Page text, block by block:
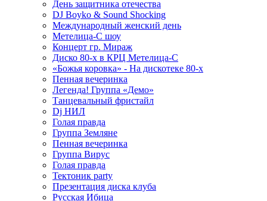
День защитника отечества
DJ Boyko & Sound Shocking
Международный женский день
Метелица-С шоу
Концерт гр. Мираж
Диско 80-х в КРЦ Метелица-С
«Божья коровка» - На дискотеке 80-х
Пенная вечеринка
Легенда! Группа «Демо»
Танцевальный фристайл
Dj НИЛ
Голая правда
Группа Земляне
Пенная вечеринка
Группа Вирус
Голая правда
Тектоник party
Презентация диска клуба
Русская Ибица